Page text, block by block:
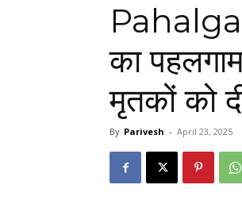
का
मृतकों को
By Parivesh - April 23, 2025